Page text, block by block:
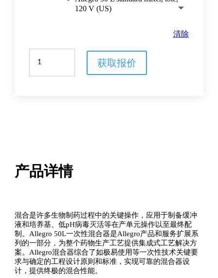
120 V (US)
清除
能
混
量
获取报价
产品详情
混合是许多生物制药过程中的关键操作，应用于制备缓冲
液和培养基、低pH病毒灭活等在产单元操作以至最终配
制。Allegro 50L一次性混合器是Allegro产品和服务扩展系
列的一部分，为整个药物生产工艺提供集成式工艺解决方
案。Allegro混合器综合了如极易使用等一次性技术关键要
求与确定的工程设计原则和标准，实现可靠的混合器设
计，提供终极的混合性能。